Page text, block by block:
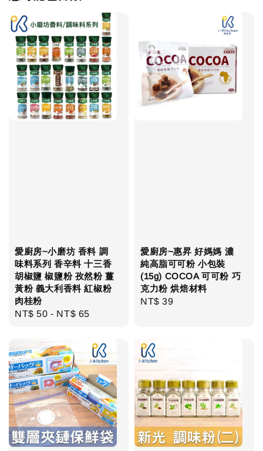
愛廚房~小磨坊 香料 調
味料系列 香辛料 十三香
胡椒鹽 椒鹽粉 孜然粉 薑
黃粉 義大利香料 紅椒粉
肉桂粉
Regular
NT$ 50 - NT$ 65
愛廚房~惠昇 好媽媽 濃
純高脂可可粉 小包裝
(15g) COCOA 可可粉 巧
克力粉 烘焙材料
Regular
NT$ 39